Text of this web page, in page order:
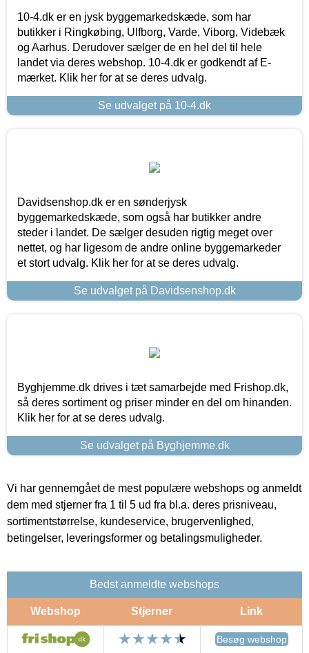
10-4.dk er en jysk byggemarkedskæde, som har
butikker i Ringkøbing, Ulfborg, Varde, Viborg, Videbæk
og Aarhus. Derudover sælger de en hel del til hele
landet via deres webshop. 10-4.dk er godkendt af E-
mærket. Klik her for at se deres udvalg.
Se udvalget på 10-4.dk
Davidsenshop.dk er en sønderjysk
byggemarkedskæde, som også har butikker andre
steder i landet. De sælger desuden rigtig meget over
nettet, og har ligesom de andre online byggemarkeder
et stort udvalg. Klik her for at se deres udvalg.
Se udvalget på Davidsenshop.dk
Byghjemme.dk drives i tæt samarbejde med Frishop.dk,
så deres sortiment og priser minder en del om hinanden.
Klik her for at se deres udvalg.
Se udvalget på Byghjemme.dk
Vi har gennemgået de mest populære webshops og anmeldt
dem med stjerner fra 1 til 5 ud fra bl.a. deres prisniveau,
sortimentstørrelse, kundeservice, brugervenlighed,
betingelser, leveringsformer og betalingsmuligheder.
Bedst anmeldte webshops
Webshop Stjerner Link
Besøg webshop